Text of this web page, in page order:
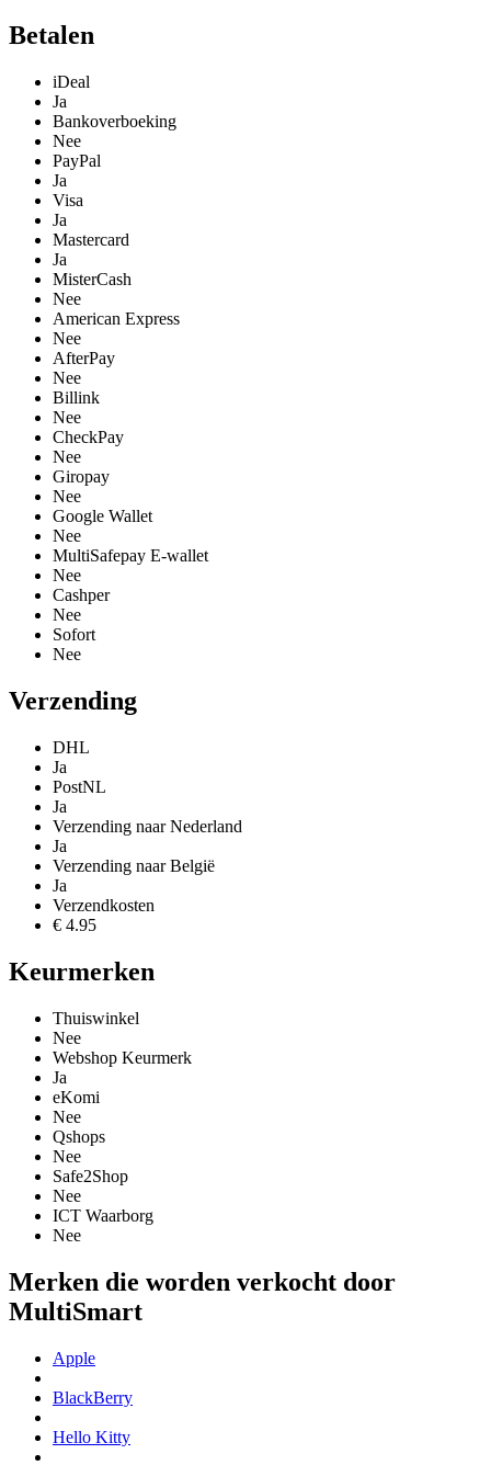
Betalen
iDeal
Ja
Bankoverboeking
Nee
PayPal
Ja
Visa
Ja
Mastercard
Ja
MisterCash
Nee
American Express
Nee
AfterPay
Nee
Billink
Nee
CheckPay
Nee
Giropay
Nee
Google Wallet
Nee
MultiSafepay E-wallet
Nee
Cashper
Nee
Sofort
Nee
Verzending
DHL
Ja
PostNL
Ja
Verzending naar Nederland
Ja
Verzending naar België
Ja
Verzendkosten
€ 4.95
Keurmerken
Thuiswinkel
Nee
Webshop Keurmerk
Ja
eKomi
Nee
Qshops
Nee
Safe2Shop
Nee
ICT Waarborg
Nee
Merken die worden verkocht door
MultiSmart
Apple
BlackBerry
Hello Kitty